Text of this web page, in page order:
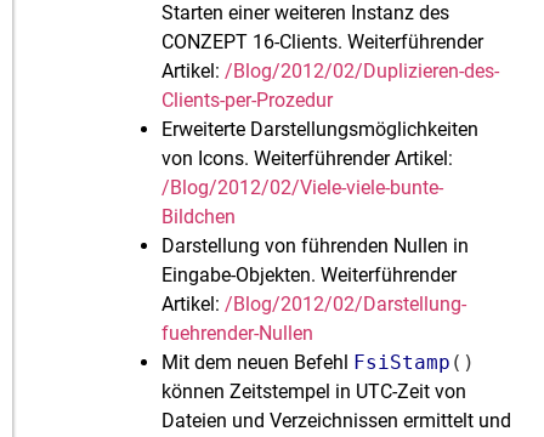
Starten einer weiteren Instanz des
CONZEPT 16-Clients. Weiterführender
Artikel:/Blog/2012/02/Duplizieren-des-
Clients-per-Prozedur
Erweiterte Darstellungsmöglichkeiten
von Icons. Weiterführender Artikel:
/Blog/2012/02/Viele-viele-bunte-
Bildchen
Darstellung von führenden Nullen in
Eingabe-Objekten. Weiterführender
Artikel:/Blog/2012/02/Darstellung-
fuehrender-Nullen
Mit dem neuen Befehl
FsiStamp ()
können Zeitstempel in UTC-Zeit von
Dateien und Verzeichnissen ermittelt und